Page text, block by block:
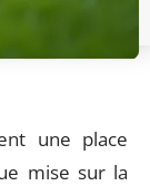
une place
mise sur la